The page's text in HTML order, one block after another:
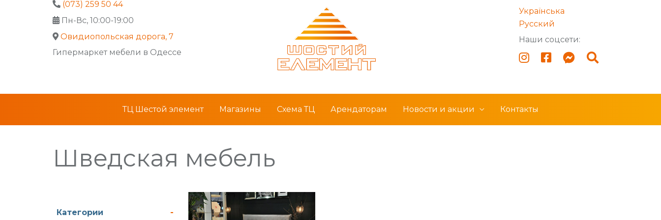
(073) 259 50 44
Пн-Вс, 10:00-19:00
Овидиопольская дорога, 7
Гипермаркет мебели в Одессе
Українська
Русский
Наши соцсети:
ТЦ Шестой элемент Магазины Схема ТЦ Арендаторам Новости и акции Контакты
Шведская мебель
Категории -